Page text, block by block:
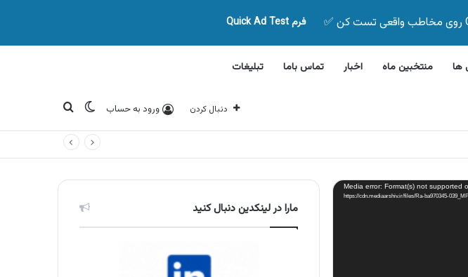
فرم Quick Ad Test
ها منتخبین ماه اخبار تماس باما تبلیغات
دنبال کردن ورود به حساب تغییر پوسته
جستجو برای
Media error: Format(s) not supported
مارا در لینکدین دنبال کنید